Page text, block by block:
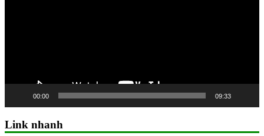
00:00 09:33
Link nhanh